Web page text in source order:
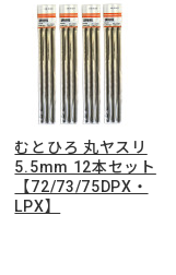
むとひろ 丸ヤスリ
5.5mm 12本セット
【72/73/75DPX・
LPX】